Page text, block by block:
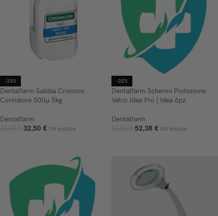
-23%
Dentalfarm Sabbia Cromcor
Corindone 500µ 5kg
Dentalfarm
42,07€ 32,50 € IVA esclusa
-22%
Dentalfarm Schermi Protezione
Vetro Idea Pro | Idea 6pz
Dentalfarm
67,50€ 52,38 € IVA esclusa